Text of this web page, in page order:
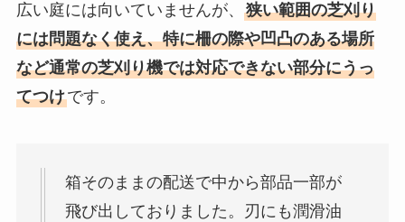
広い庭には向いていませんが、 狭い範囲の芝刈り
には問題なく使え、特に柵の際や凹凸のある場所
など通常の芝刈り機では対応できない部分にうっ
てつけです。
箱そのままの配送で中から部品一部が
飛び出しておりました。刃にも潤滑油